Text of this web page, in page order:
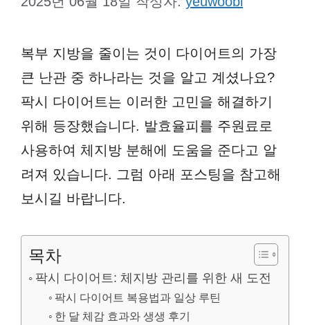
복부 지방을 줄이는 것이 다이어트의 가장
큰 난관 중 하나라는 것을 알고 계셨나요?
팍시 다이어트는 이러한 고민을 해결하기
위해 등장했습니다. 발효율피를 주원료로
사용하여 체지방 분해에 도움을 준다고 알
려져 있습니다. 그럼 아래 포스팅을 참고해
보시길 바랍니다.
목차
팍시 다이어트: 체지방 관리를 위한 새 도전
팍시 다이어트 복용법과 일상 루틴
한 달 체감 효과와 생생 후기